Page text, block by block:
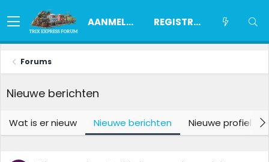
AANMELDEN REGISTREREN
Forums
Nieuwe berichten
Wat is er nieuw Nieuwe berichten Nieuwe profiel